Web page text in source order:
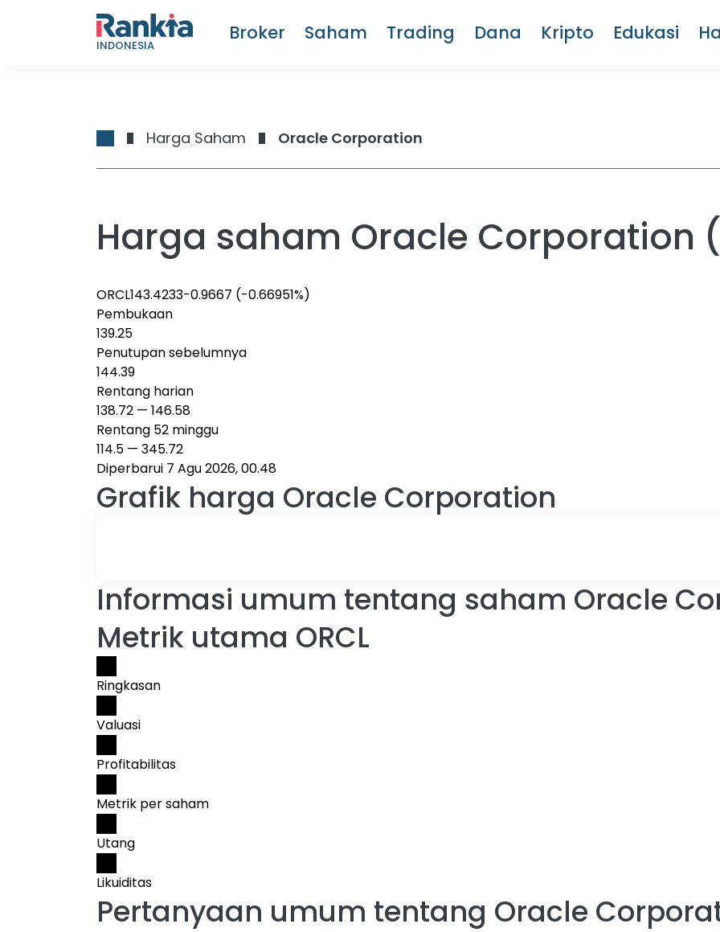
INDONESIA
Broker Saham Trading Dana Kripto Edukasi
Harga Saham Oracle Corporation
Harga saham Oracle Corporation
ORCL143.4233-0.9667 (-0.66951%)
Pembukaan
139.25
Penutupan sebelumnya
144.39
Rentang harian
138.72 — 146.58
Rentang 52 minggu
114.5 — 345.72
Diperbarui 7 Agu 2026, 00.48
Grafik harga Oracle Corporation
Informasi umum tentang saham Oracle
Metrik utama ORCL
Ringkasan
Valuasi
Profitabilitas
Metrik per saham
Utang
Likuiditas
Pertanyaan umum tentang Oracle